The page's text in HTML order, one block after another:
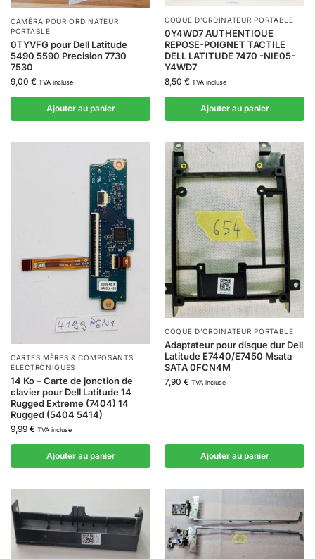
CAMÉRA POUR ORDINATEUR
PORTABLE
0TYVFG pour Dell Latitude
5490 5590 Precision 7730
7530
9,00 € TVA incluse
Ajouter au panier
COQUE D’ORDINATEUR PORTABLE
0Y4WD7 AUTHENTIQUE
REPOSE-POIGNET TACTILE
DELL LATITUDE 7470 -NIE05-
Y4WD7
8,50 € TVA incluse
Ajouter au panier
CARTES MÈRES & COMPOSANTS
ÉLECTRONIQUES
14 Ko – Carte de jonction de
clavier pour Dell Latitude 14
Rugged Extreme (7404) 14
Rugged (5404 5414)
9,99 € TVA incluse
Ajouter au panier
COQUE D’ORDINATEUR PORTABLE
Adaptateur pour disque dur Dell
Latitude E7440/E7450 Msata
SATA 0FCN4M
7,90 € TVA incluse
Ajouter au panier